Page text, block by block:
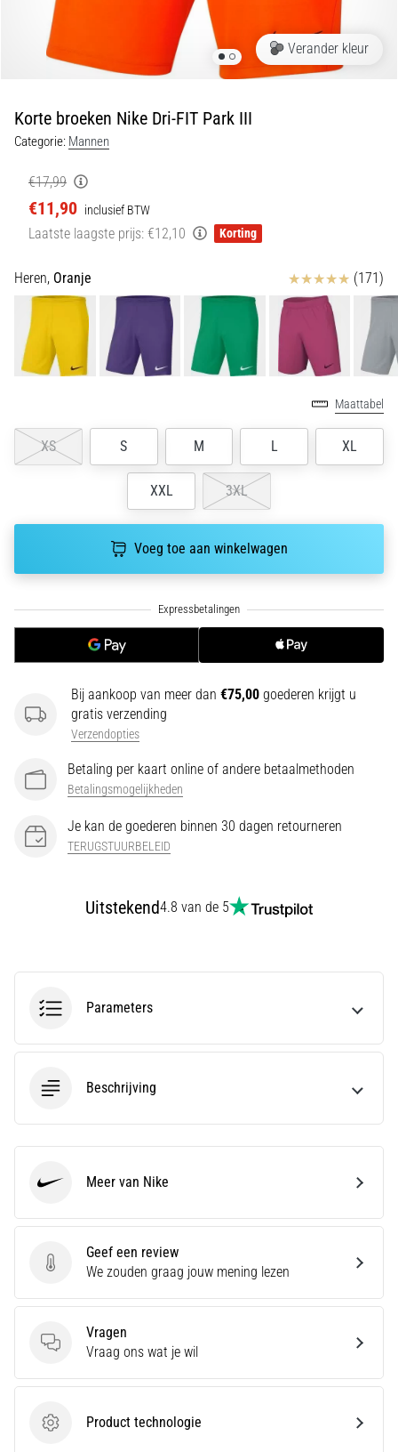
Shuttlerun
piepjestest:
zijn
ze
en
hoe
ze
In
praktijk
test
de
wendbaarheid
en
voer
correct
7 min. lezen
Hardlopersknie:
Oorzaken,
Behandeling
Preventie
Hardlopersknie,
iliotibiale
(ITBS),
een
veelvoorkomend
alle
Verander kleur
Korte broeken Nike Dri-FIT Park III
Categorie: Mannen
€17,99
€11,90 inclusief BTW
Laatste laagste prijs: €12,10 Korting
Heren, Oranje Beoordelingen(171)
Maattabel
XS S M L XL
XXL 3XL
Voeg toe aan winkelwagen
Bij aankoop van meer dan €75,00 goederen krijgt u
gratis verzending
Verzendopties
Betaling per kaart online of andere betaalmethoden
Betalingsmogelijkheden
Je kan de goederen binnen 30 dagen retourneren
TERUGSTUURBELEID
Uitstekend4.8 van de 5
Parameters
Beschrijving
Geef een review
Geef een review
We zouden graag jouw mening lezen
Vragen
Vragen
Vraag ons wat je wil
Product technologie
Product technologie
Meer van Nike